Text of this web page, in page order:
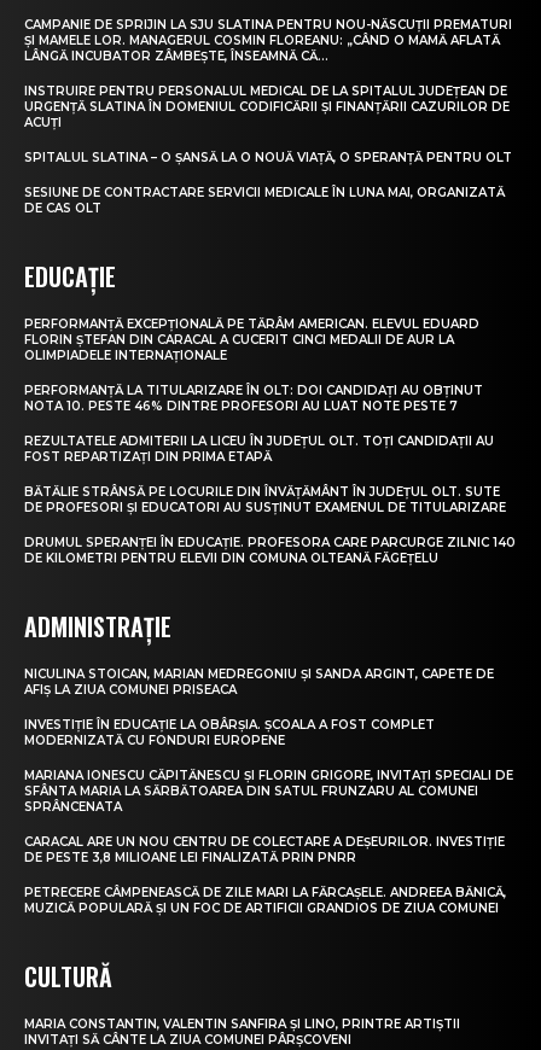
CAMPANIE DE SPRIJIN LA SJU SLATINA PENTRU NOU-NĂSCUȚII PREMATURI
ȘI MAMELE LOR. MANAGERUL COSMIN FLOREANU: „CÂND O MAMĂ AFLATĂ
LÂNGĂ INCUBATOR ZÂMBEȘTE, ÎNSEAMNĂ CĂ...
INSTRUIRE PENTRU PERSONALUL MEDICAL DE LA SPITALUL JUDEȚEAN DE
URGENȚĂ SLATINA ÎN DOMENIUL CODIFICĂRII ȘI FINANȚĂRII CAZURILOR DE
ACUȚI
SPITALUL SLATINA – O ȘANSĂ LA O NOUĂ VIAȚĂ, O SPERANȚĂ PENTRU OLT
SESIUNE DE CONTRACTARE SERVICII MEDICALE ÎN LUNA MAI, ORGANIZATĂ
DE CAS OLT
EDUCAȚIE
PERFORMANȚĂ EXCEPȚIONALĂ PE TĂRÂM AMERICAN. ELEVUL EDUARD
FLORIN ȘTEFAN DIN CARACAL A CUCERIT CINCI MEDALII DE AUR LA
OLIMPIADELE INTERNAȚIONALE
PERFORMANȚĂ LA TITULARIZARE ÎN OLT: DOI CANDIDAȚI AU OBȚINUT
NOTA 10. PESTE 46% DINTRE PROFESORI AU LUAT NOTE PESTE 7
REZULTATELE ADMITERII LA LICEU ÎN JUDEȚUL OLT. TOȚI CANDIDAȚII AU
FOST REPARTIZAȚI DIN PRIMA ETAPĂ
BĂTĂLIE STRÂNSĂ PE LOCURILE DIN ÎNVĂȚĂMÂNT ÎN JUDEȚUL OLT. SUTE
DE PROFESORI ȘI EDUCATORI AU SUSȚINUT EXAMENUL DE TITULARIZARE
DRUMUL SPERANȚEI ÎN EDUCAȚIE. PROFESORA CARE PARCURGE ZILNIC 140
DE KILOMETRI PENTRU ELEVII DIN COMUNA OLTEANĂ FĂGEȚELU
ADMINISTRAȚIE
NICULINA STOICAN, MARIAN MEDREGONIU ȘI SANDA ARGINT, CAPETE DE
AFIȘ LA ZIUA COMUNEI PRISEACA
INVESTIȚIE ÎN EDUCAȚIE LA OBÂRȘIA. ȘCOALA A FOST COMPLET
MODERNIZATĂ CU FONDURI EUROPENE
MARIANA IONESCU CĂPITĂNESCU ȘI FLORIN GRIGORE, INVITAȚI SPECIALI DE
SFÂNTA MARIA LA SĂRBĂTOAREA DIN SATUL FRUNZARU AL COMUNEI
SPRÂNCENATA
CARACAL ARE UN NOU CENTRU DE COLECTARE A DEȘEURILOR. INVESTIȚIE
DE PESTE 3,8 MILIOANE LEI FINALIZATĂ PRIN PNRR
PETRECERE CÂMPENEASCĂ DE ZILE MARI LA FĂRCAȘELE. ANDREEA BĂNICĂ,
MUZICĂ POPULARĂ ȘI UN FOC DE ARTIFICII GRANDIOS DE ZIUA COMUNEI
CULTURĂ
MARIA CONSTANTIN, VALENTIN SANFIRA ȘI LINO, PRINTRE ARTIȘTII
INVITAȚI SĂ CÂNTE LA ZIUA COMUNEI PÂRȘCOVENI